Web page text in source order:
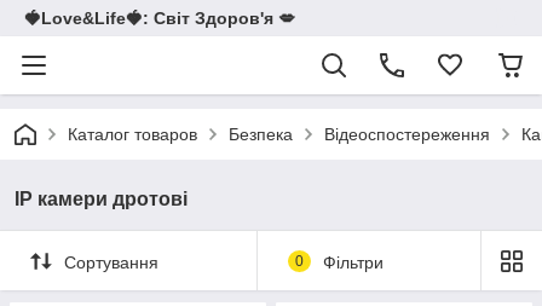
🍓Love&Life🍓: Світ Здоров'я 💋
Каталог товаров Безпека Відеоспостереження
IP камери дротові
Сортування 0 Фільтри